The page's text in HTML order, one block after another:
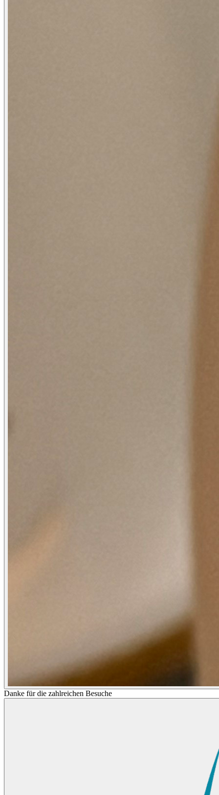
Danke für die zahlreichen Besuche